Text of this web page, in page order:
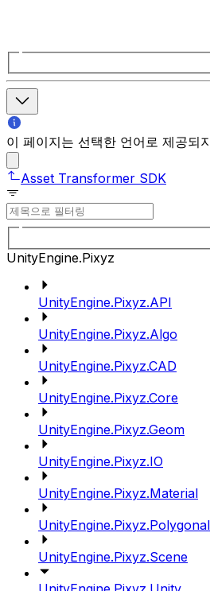
이 페이지는 선택한 언어로 제공되
Asset Transformer SDK
UnityEngine.Pixyz
UnityEngine.Pixyz.API
UnityEngine.Pixyz.Algo
UnityEngine.Pixyz.CAD
UnityEngine.Pixyz.Core
UnityEngine.Pixyz.Geom
UnityEngine.Pixyz.IO
UnityEngine.Pixyz.Material
UnityEngine.Pixyz.Polygonal
UnityEngine.Pixyz.Scene